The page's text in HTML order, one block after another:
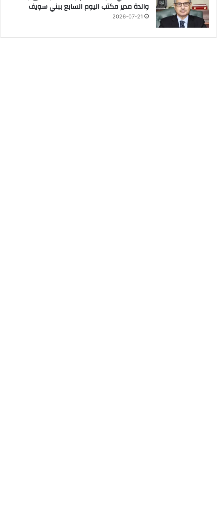
والدة مدير مكتب اليوم السابع ببني سويف
2026-07-21